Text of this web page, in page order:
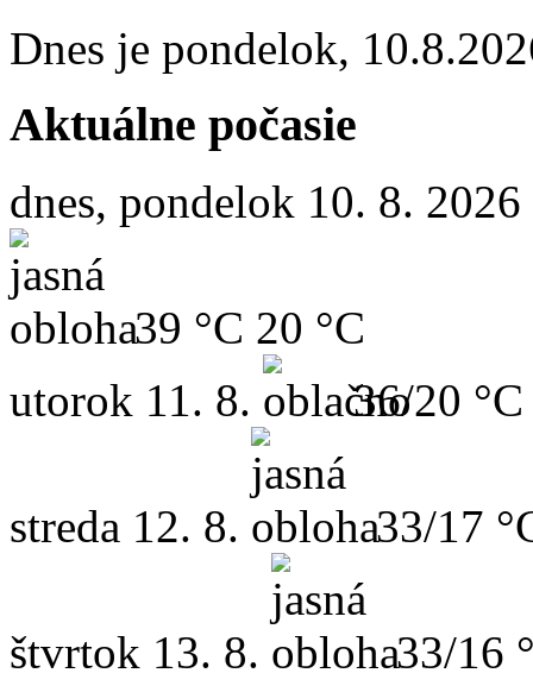
Dnes je pondelok,
Aktuálne počasie
dnes, pondelok 10. 8. 2026
39 °C 20 °C
utorok 11. 8. 36/20 °C
streda 12. 8. 33/17
štvrtok 13. 8. 33/16